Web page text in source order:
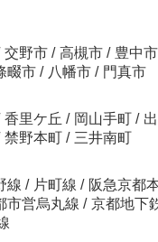
交野市 / 高槻市 / 豊中市
畷市 / 八幡市 / 門真市
香里ケ丘 / 岡山手町 /
禁野本町 / 三井南町
線 / 片町線 / 阪急京都
市営烏丸線 / 京都地下